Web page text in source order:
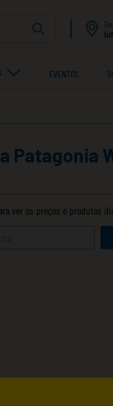
EVENTOS
Patagonia
ver os preços e produtos